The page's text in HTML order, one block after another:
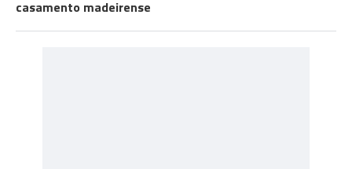
casamento madeirense